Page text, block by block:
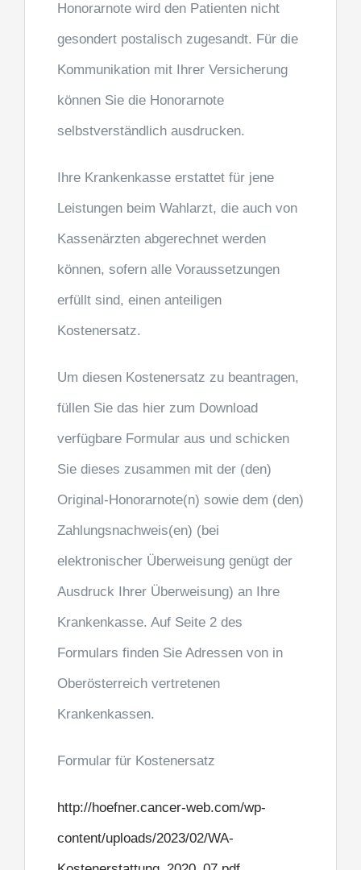
Honorarnote wird den Patienten nicht
gesondert postalisch zugesandt. Für die
Kommunikation mit Ihrer Versicherung
können Sie die Honorarnote
selbstverständlich ausdrucken.
Ihre Krankenkasse erstattet für jene
Leistungen beim Wahlarzt, die auch von
Kassenärzten abgerechnet werden
können, sofern alle Voraussetzungen
erfüllt sind, einen anteiligen
Kostenersatz.
Um diesen Kostenersatz zu beantragen,
füllen Sie das hier zum Download
verfügbare Formular aus und schicken
Sie dieses zusammen mit der (den)
Original-Honorarnote(n) sowie dem (den)
Zahlungsnachweis(en) (bei
elektronischer Überweisung genügt der
Ausdruck Ihrer Überweisung) an Ihre
Krankenkasse. Auf Seite 2 des
Formulars finden Sie Adressen von in
Oberösterreich vertretenen
Krankenkassen.
Formular für Kostenersatz
http://hoefner.cancer-web.com/wp-
content/uploads/2023/02/WA-